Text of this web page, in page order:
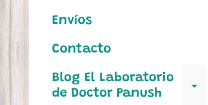
Envíos
Contacto
Blog El Laboratorio
de Doctor Panush